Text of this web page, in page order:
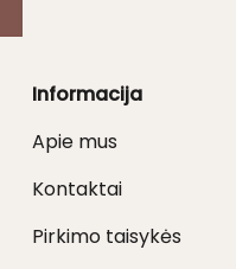
Informacija
Apie mus
Kontaktai
Pirkimo taisykės